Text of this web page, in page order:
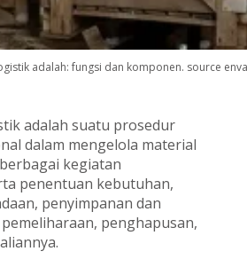
adalah: fungsi dan komponen. source
adalah suatu prosedur
dalam mengelola material
kegiatan
penentuan kebutuhan,
penyimpanan dan
penghapusan,